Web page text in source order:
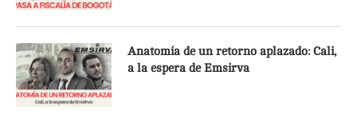
Anatomía de un retorno aplazado: Cali,
a la espera de Emsirva